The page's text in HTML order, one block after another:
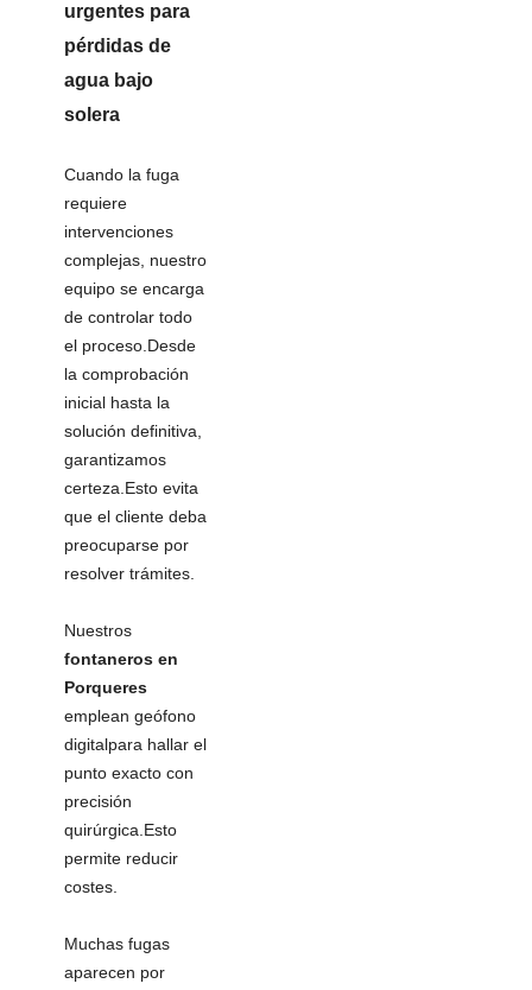
urgentes para
pérdidas de
agua bajo
solera
Cuando la fuga
requiere
intervenciones
complejas, nuestro
equipo se encarga
de controlar todo
el proceso.Desde
la comprobación
inicial hasta la
solución definitiva,
garantizamos
certeza.Esto evita
que el cliente deba
preocuparse por
resolver trámites.
Nuestros
fontaneros en
Porqueres
emplean geófono
digitalpara hallar el
punto exacto con
precisión
quirúrgica.Esto
permite reducir
costes.
Muchas fugas
aparecen por